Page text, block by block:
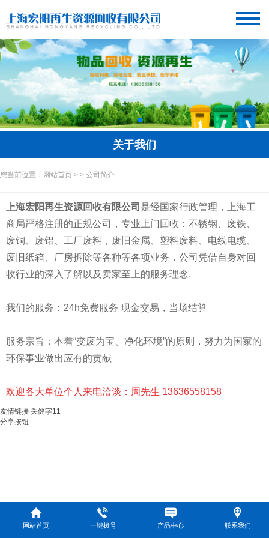
关于我们
您当前位置：网站首页 > > 公司简介
上海宏阳再生资源回收有限公司 是经国家行政管理，上海工
商局严格注册的正规公司，专业上门回收：不锈钢、废铁、
废铜、废铝、工厂废料，废旧金属、塑料废料、电线电缆、
废旧纸箱、厂房拆除等各种等各项业务，公司凭借自身对回
收行业的深入了解以及卖家至上的服务理念.
我们的服务：24h免费服务 现金交易，当场结算
服务宗旨：本着“变废为宝、净化环境”的原则，努力为国家的
环保事业做出应有的贡献
欢迎各大单位个人来电洽谈：周先生 13636558158
友情链接 关健字11
分享按钮
网站首页 一键拨号 产品中心 联系我们